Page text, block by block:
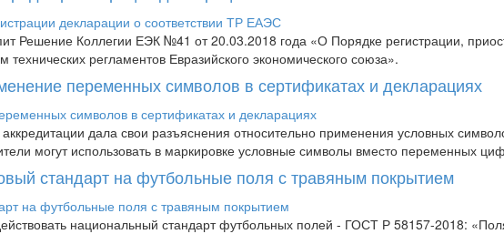
Решение Коллегии ЕЭК №41 от 20.03.2018 года «О Порядке регистрации,
регламентов Евразийского экономического союза».
переменных символов в сертификатах и декларациях
дала свои разъяснения относительно применения условных
могут использовать в маркировке условные символы вместо переменных
стандарт на футбольные поля с травяным покрытием
национальный стандарт футбольных полей - ГОСТ Р 58157-2018: